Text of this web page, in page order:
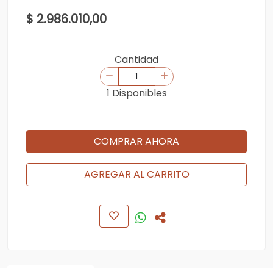
$ 2.986.010,00
Cantidad
1 Disponibles
COMPRAR AHORA
AGREGAR AL CARRITO